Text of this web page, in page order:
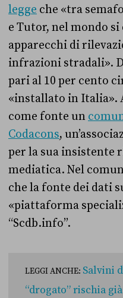
legge che «tra
e Tutor, nel mondo
apparecchi di
infrazioni stradali».
pari al 10 per cento
«installato in Italia».
come fonte un
Codacons,
per la sua insistente
mediatica. Nel
che la fonte dei dati
«piattaforma
“Scdb.info”.
LEGGI ANCHE: Salvini
“drogato” rischia